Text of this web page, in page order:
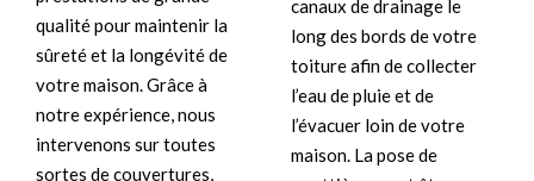
qualité pour maintenir la
sûreté et la longévité de
votre maison. Grâce à
notre expérience, nous
intervenons sur toutes
sortes de couvertures,
canaux de drainage le
long des bords de votre
toiture afin de collecter
l’eau de pluie et de
l’évacuer loin de votre
maison. La pose de